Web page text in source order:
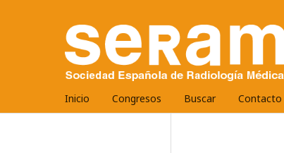
Inicio Congresos Buscar Contacto